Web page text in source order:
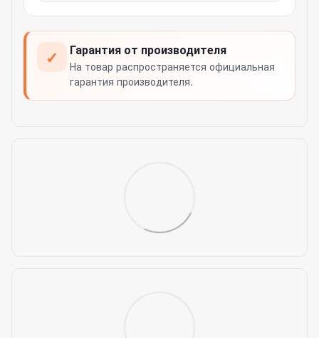
✓ Гарантия от производителя
На товар распространяется официальная
гарантия производителя.